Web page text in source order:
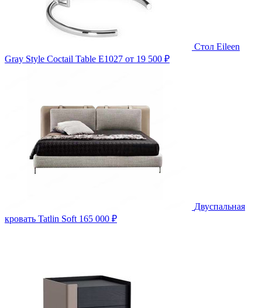
Стол Eileen
Gray Style Coctail Table E1027 от 19 500 ₽
Двуспальная
кровать Tatlin Soft 165 000 ₽